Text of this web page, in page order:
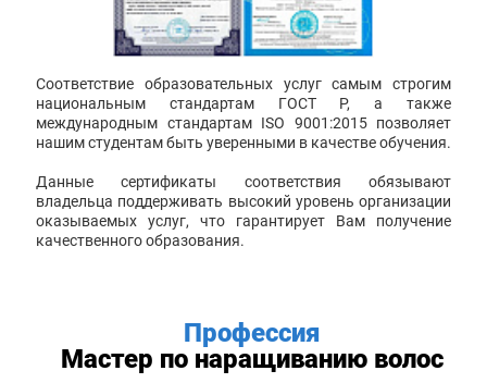
Соответствие образовательных услуг самым строгим
национальным стандартам ГОСТ Р, а также
международным стандартам ISO 9001:2015 позволяет
нашим студентам быть уверенными в качестве обучения.
Данные сертификаты соответствия обязывают
владельца поддерживать высокий уровень организации
оказываемых услуг, что гарантирует Вам получение
качественного образования.
Профессия
Мастер по наращиванию волос